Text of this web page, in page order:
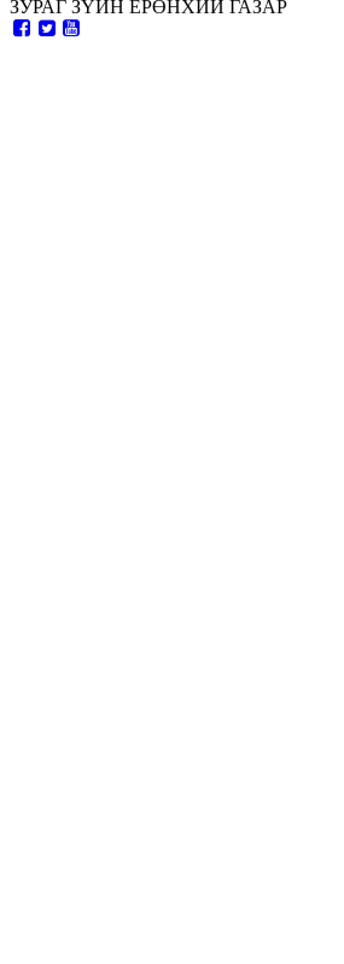
ЗУРАГ ЗҮЙН ЕРӨНХИЙ ГАЗАР